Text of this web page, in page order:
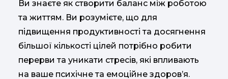
Ви знаєте як створити баланс між роботою
та життям. Ви розумієте, що для
підвищення продуктивності та досягнення
більшої кількості цілей потрібно робити
перерви та уникати стресів, які впливають
на ваше психічне та емоційне здоров’я.